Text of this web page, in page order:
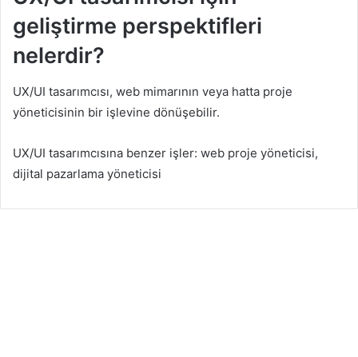
geliştirme perspektifleri
nelerdir?
UX/UI tasarımcısı, web mimarının veya hatta proje
yöneticisinin bir işlevine dönüşebilir.
UX/UI tasarımcısına benzer işler: web proje yöneticisi,
dijital pazarlama yöneticisi